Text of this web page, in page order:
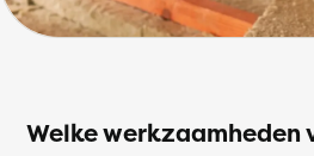
Welke werkzaamheden